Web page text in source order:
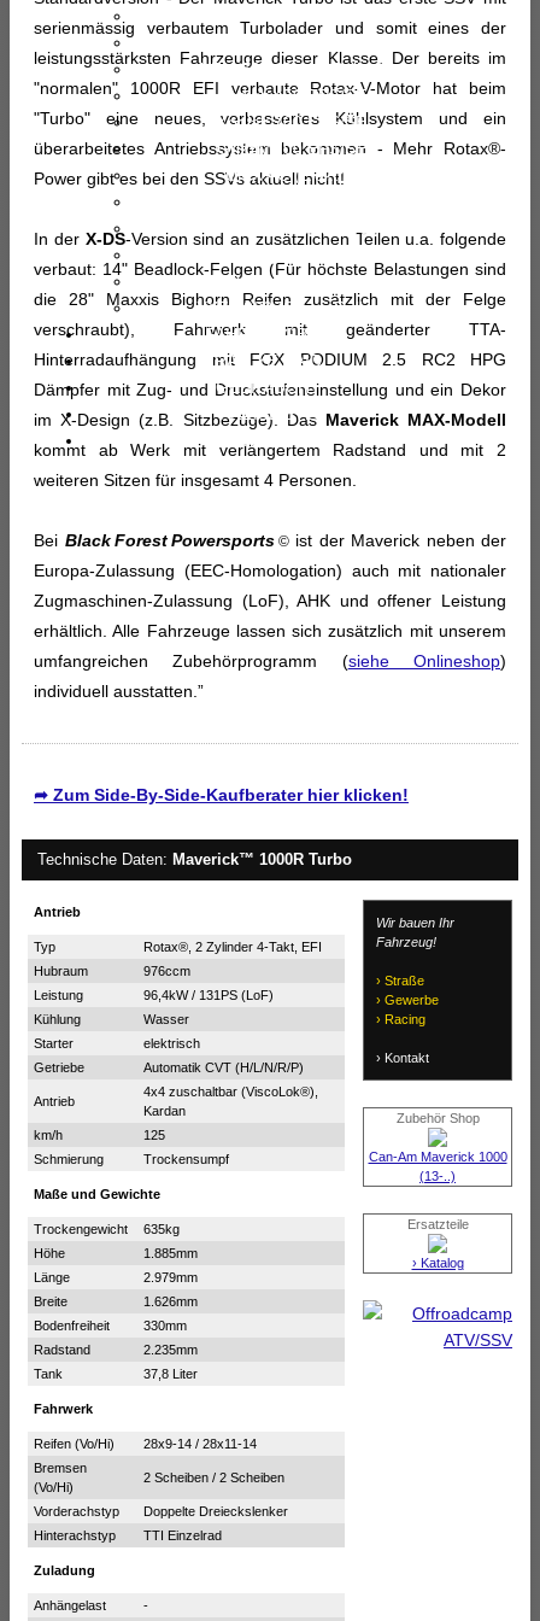
YFM 700 (Super Rallye)
Kodiak 450 EPS/SE
Kodiak 700 EPS/SE
Grizzly 700 EPS/SE
UMX AC (Elektro)
YXZ 1000R/SE
YXZ 1000 (Super Rallye)
FAHRZEUGBAU
RALLYE RAID
GEBRAUCHT
PREISLISTE
WERKSTATT
serienmässig verbautem Turbolader und somit eines der
leistungsstärksten Fahrzeuge dieser Klasse. Der bereits im
"normalen" 1000R EFI verbaute Rotax-V-Motor hat beim
"Turbo" eine neues, verbessertes Kühlsystem und ein
überarbeitetes Antriebssystem bekommen - Mehr Rotax®-
Power gibt es bei den SSVs aktuell nicht!
In der X-DS-Version sind an zusätzlichen Teilen u.a. folgende
verbaut: 14" Beadlock-Felgen (Für höchste Belastungen sind
die 28" Maxxis Bighorn Reifen zusätzlich mit der Felge
verschraubt), Fahrwerk mit geänderter TTA-
Hinterradaufhängung mit FOX PODIUM 2.5 RC2 HPG
Dämpfer mit Zug- und Druckstufeneinstellung und ein Dekor
im X-Design (z.B. Sitzbezüge). Das Maverick MAX-Modell
kommt ab Werk mit verlängertem Radstand und mit 2
weiteren Sitzen für insgesamt 4 Personen.
Bei Black Forest Powersports ©ist der Maverick neben der
Europa-Zulassung (EEC-Homologation) auch mit nationaler
Zugmaschinen-Zulassung (LoF), AHK und offener Leistung
erhältlich. Alle Fahrzeuge lassen sich zusätzlich mit unserem
umfangreichen Zubehörprogramm (siehe Onlineshop)
individuell ausstatten.”
➦ Zum Side-By-Side-Kaufberater hier klicken!
Technische Daten: Maverick™ 1000R Turbo
Antrieb
Typ
Rotax®, 2 Zylinder 4-Takt, EFI
Hubraum
976ccm
Leistung
96,4kW / 131PS (LoF)
Kühlung
Wasser
Starter
elektrisch
Getriebe
Automatik CVT (H/L/N/R/P)
Antrieb
4x4 zuschaltbar (ViscoLok®),
Kardan
km/h
125
Schmierung
Trockensumpf
Maße und Gewichte
Trockengewicht
635kg
Höhe
1.885mm
Länge
2.979mm
Breite
1.626mm
Bodenfreiheit
330mm
Radstand
2.235mm
Tank
37,8 Liter
Fahrwerk
Reifen (Vo/Hi)
28x9-14 / 28x11-14
Bremsen
(Vo/Hi)
2 Scheiben / 2 Scheiben
Vorderachstyp
Doppelte Dreieckslenker
Hinterachstyp
TTI Einzelrad
Zuladung
Anhängelast -
Wir bauen Ihr
Fahrzeug!
› Straße
› Gewerbe
› Racing
› Kontakt
Zubehör Shop
Can-Am Maverick 1000
(13-..)
Ersatzteile
› Katalog